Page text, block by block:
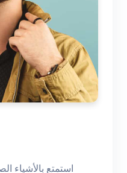
استمتع بالأشياء